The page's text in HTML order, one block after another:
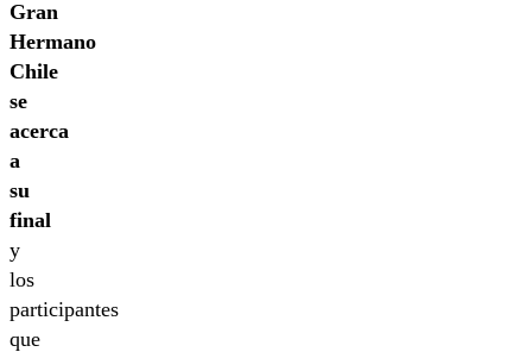
Gran
Hermano
Chile
se
acerca
a
su
final
y
los
participantes
que